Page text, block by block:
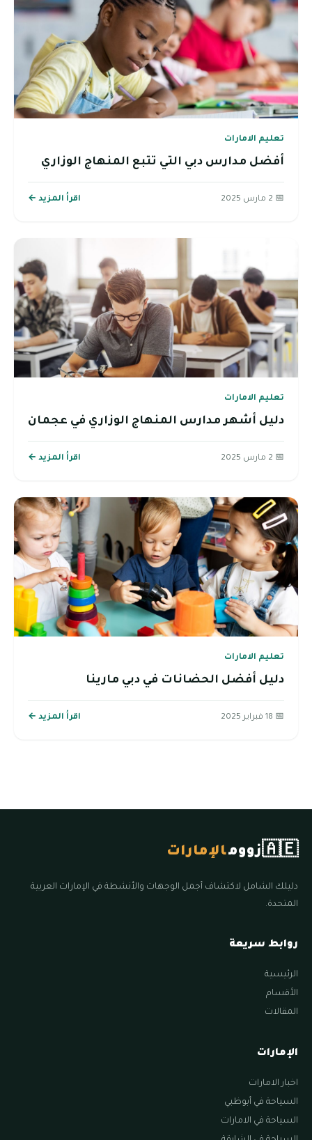
تعليم الامارات
أفضل مدارس دبي التي تتبع المنهاج الوزاري
📅 2 مارس 2025 اقرأ المزيد ←
تعليم الامارات
دليل أشهر مدارس المنهاج الوزاري في عجمان
📅 2 مارس 2025 اقرأ المزيد ←
تعليم الامارات
دليل أفضل الحضانات في دبي مارينا
📅 18 فبراير 2025 اقرأ المزيد ←
🇦🇪زوومالإمارات
دليلك الشامل لاكتشاف أجمل الوجهات والأنشطة في الإمارات العربية
المتحدة.
روابط سريعة
الرئيسية
الأقسام
المقالات
الإمارات
اخبار الامارات
السياحة في أبوظبي
السياحة في الامارات